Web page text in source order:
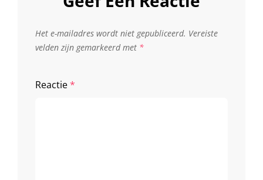
Het e-mailadres wordt niet gepubliceerd. Vereiste
velden zijn gemarkeerd met *
Reactie*